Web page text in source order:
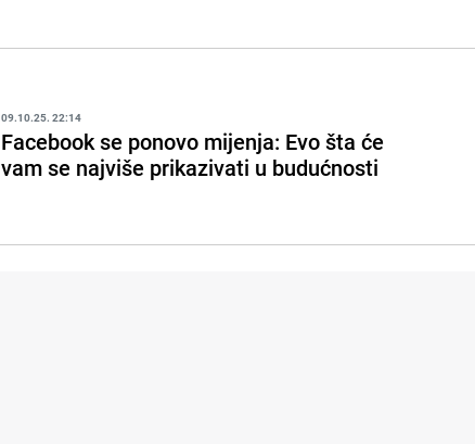
09.10.25. 22:14
Facebook se ponovo mijenja: Evo šta će
vam se najviše prikazivati u budućnosti